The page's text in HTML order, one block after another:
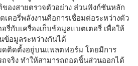
องสายตรวจตัวอย่าง ส่วนฟังก์ชันหลัก
ตอรี่พลังงานคือการเชื่อมต่อระหว่างตัว
รี่กับเครื่องเก็บข้อมูลแบตเตอรี่ เพื่อให้
ข้อมูลระหว่างกันได้
ดติดตั้งอยู่บนแพลตฟอร์ม โดยมีการ
จริง ทำให้สามารถถอดชิ้นส่วนออกได้